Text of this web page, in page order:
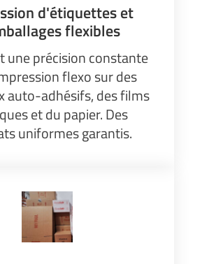
d'étiquettes et
flexibles
une précision constante
flexo sur des
auto-adhésifs, des films
et du papier. Des
uniformes garantis.